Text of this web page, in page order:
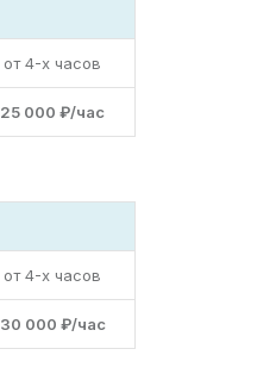
от 4-х часов
25 000 ₽/час
от 4-х часов
30 000 ₽/час